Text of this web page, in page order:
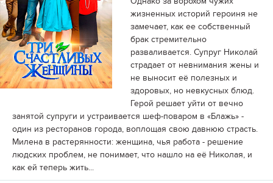
жизненных историй героиня не
замечает, как ее собственный
брак стремительно
разваливается. Супруг Николай
страдает от невнимания жены и
не выносит её полезных и
здоровых, но невкусных блюд.
Герой решает уйти от вечно
занятой супруги и устраивается шеф-поваром в «Блажь» -
один из ресторанов города, воплощая свою давнюю страсть.
Милена в растерянности: женщина, чья работа - решение
людских проблем, не понимает, что нашло на её Николая, и
как ей теперь жить...